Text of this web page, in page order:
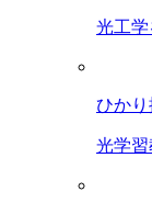
光工
ひかり
光学